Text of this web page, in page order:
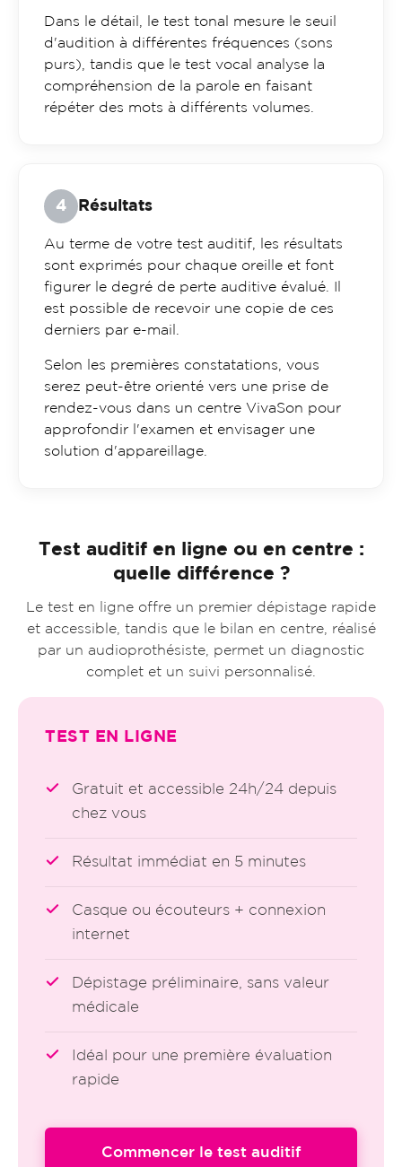
Dans le détail, le test tonal mesure le seuil
d'audition à différentes fréquences (sons
purs), tandis que le test vocal analyse la
compréhension de la parole en faisant
répéter des mots à différents volumes.
Résultats
Au terme de votre test auditif, les résultats
sont exprimés pour chaque oreille et font
figurer le degré de perte auditive évalué. Il
est possible de recevoir une copie de ces
derniers par e-mail.
Selon les premières constatations, vous
serez peut-être orienté vers une prise de
rendez-vous dans un centre VivaSon pour
approfondir l'examen et envisager une
solution d'appareillage.
Test auditif en ligne ou en centre :
quelle différence ?
Le test en ligne offre un premier dépistage rapide
et accessible, tandis que le bilan en centre, réalisé
par un audioprothésiste, permet un diagnostic
complet et un suivi personnalisé.
TEST EN LIGNE
Gratuit et accessible 24h/24 depuis
chez vous
Résultat immédiat en 5 minutes
Casque ou écouteurs + connexion
internet
Dépistage préliminaire, sans valeur
médicale
Idéal pour une première évaluation
rapide
Commencer le test auditif